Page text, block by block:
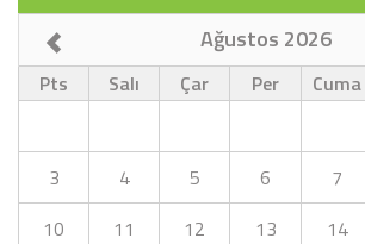
Ağustos 2026
Pts Salı Çar Per Cuma
3
4 5 6 7
10
11 12 13 14